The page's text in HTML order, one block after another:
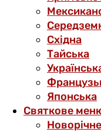
Східна
Тайська
Японська
Святкове